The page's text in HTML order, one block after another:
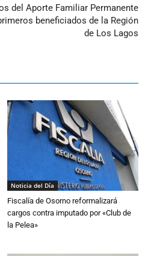
del Aporte Familiar Permanente
beneficiados de la Región
de Los Lagos
Noticia del Día
Fiscalía de Osorno reformalizará
cargos contra imputado por «Club de
la Pelea»